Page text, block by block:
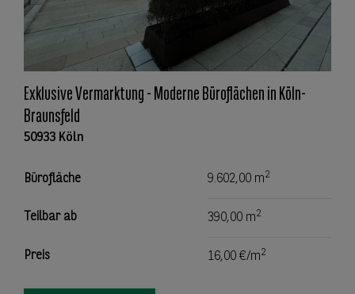
Exklusive Vermarktung - Moderne Büroflächen in Köln-
Braunsfeld
50933 Köln
Bürofläche 9.602,00 m2
Teilbar ab 390,00 m2
Preis 16,00 €/m2